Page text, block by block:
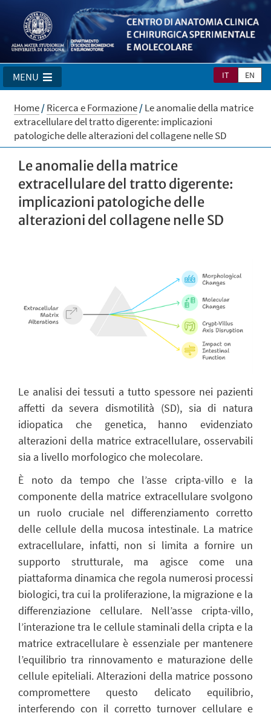
IT EN
MENU
Home/Ricerca e Formazione/Le anomalie della matrice
extracellulare del tratto digerente: implicazioni
patologiche delle alterazioni del collagene nelle SD
Le anomalie della matrice
extracellulare del tratto digerente:
implicazioni patologiche delle
alterazioni del collagene nelle SD
Le analisi dei tessuti a tutto spessore nei pazienti
affetti da severa dismotilità (SD), sia di natura
idiopatica che genetica, hanno evidenziato
alterazioni della matrice extracellulare, osservabili
sia a livello morfologico che molecolare.
È noto da tempo che l’asse cripta-villo e la
componente della matrice extracellulare svolgono
un ruolo cruciale nel differenziamento corretto
delle cellule della mucosa intestinale. La matrice
extracellulare, infatti, non si limita a fornire un
supporto strutturale, ma agisce come una
piattaforma dinamica che regola numerosi processi
biologici, tra cui la proliferazione, la migrazione e la
differenziazione cellulare. Nell’asse cripta-villo,
l’interazione tra le cellule staminali della cripta e la
matrice extracellulare è essenziale per mantenere
l’equilibrio tra rinnovamento e maturazione delle
cellule epiteliali. Alterazioni della matrice possono
compromettere questo delicato equilibrio,
interferendo con il corretto turnover cellulare e